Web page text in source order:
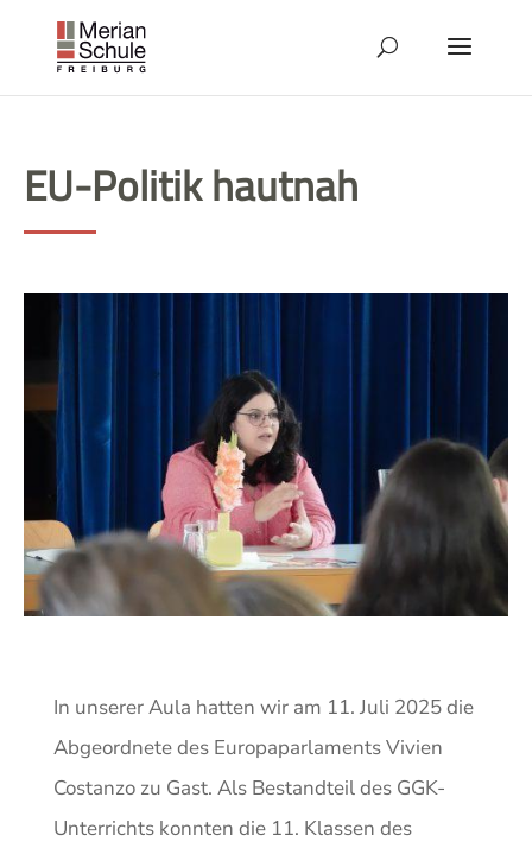
EU-Politik hautnah
In unserer Aula hatten wir am 11. Juli 2025 die
Abgeordnete des Europaparlaments Vivien
Costanzo zu Gast. Als Bestandteil des GGK-
Unterrichts konnten die 11. Klassen des